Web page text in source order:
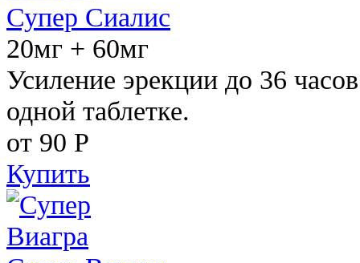
Супер Сиалис
20мг + 60мг
Усиление эрекции до 36
одной таблетке.
от 90 Р
Купить